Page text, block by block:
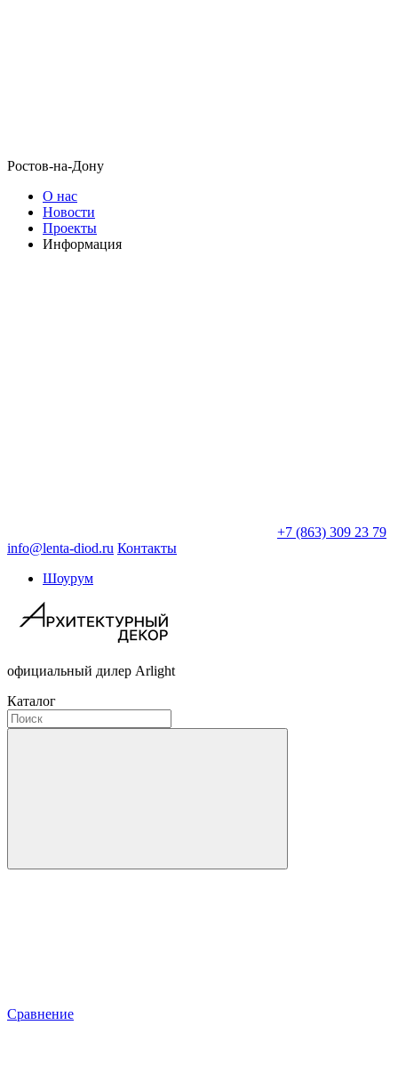
Ростов-на-Дону
О нас
Новости
Проекты
Информация
+7 (863) 309 23 79
info@lenta-diod.ru Контакты
Шоурум
официальный дилер Arlight
Каталог
Сравнение